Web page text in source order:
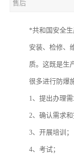
售后
*共和国安全
安装、检修、
质。这既是生
很多进行防爆
1、提出办理需
2、确认需求和
3、开展培训；
4、考试；